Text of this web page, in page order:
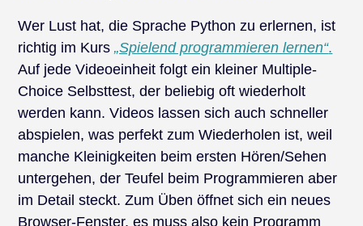
Wer Lust hat, die Sprache Python zu erlernen, ist
richtig im Kurs„Spielend programmieren lernen“.
Auf jede Videoeinheit folgt ein kleiner Multiple-
Choice Selbsttest, der beliebig oft wiederholt
werden kann. Videos lassen sich auch schneller
abspielen, was perfekt zum Wiederholen ist, weil
manche Kleinigkeiten beim ersten Hören/Sehen
untergehen, der Teufel beim Programmieren aber
im Detail steckt. Zum Üben öffnet sich ein neues
Browser-Fenster, es muss also kein Programm